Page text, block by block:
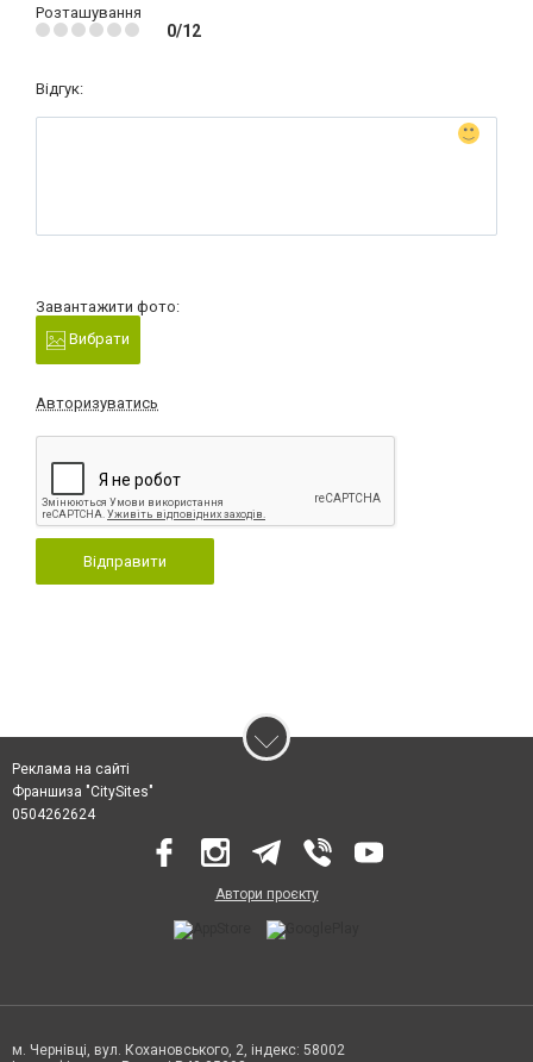
Розташування
0/12
Відгук:
Завантажити фото:
Вибрати
Авторизуватись
Відправити
Реклама на сайті
Франшиза "CitySites"
0504262624
Автори проєкту
м. Чернівці, вул. Кохановського, 2, індекс: 58002